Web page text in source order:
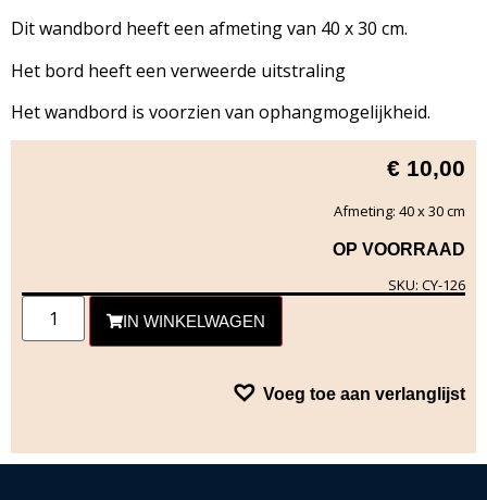
Dit wandbord heeft een afmeting van 40 x 30 cm.
Het bord heeft een verweerde uitstraling
Het wandbord is voorzien van ophangmogelijkheid.
€ 10,00
Afmeting: 40 x 30 cm
OP VOORRAAD
SKU: CY-126
IN WINKELWAGEN
Voeg toe aan verlanglijst